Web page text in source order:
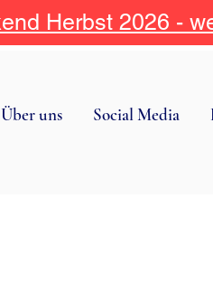
Herbst 2026 -
Über uns Social Media